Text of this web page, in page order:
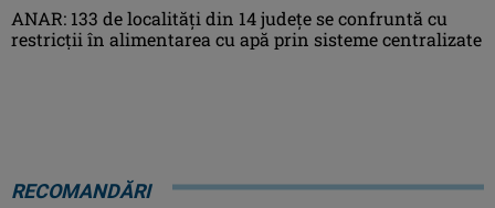
ANAR: 133 de localități din 14 județe se confruntă cu
restricții în alimentarea cu apă prin sisteme centralizate
RECOMANDĂRI